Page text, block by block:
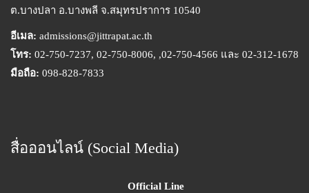
ต.บางปลา อ.บางพลี จ.สมุทรปราการ 10540
อีเมล: admissions@jittrapat.ac.th
โทร: 02-750-7237, 02-750-8006, ,02-750-4566 และ 02-312-1678
มือถือ: 098-828-7833
สื่อออนไลน์ (Social Media)
Official Line